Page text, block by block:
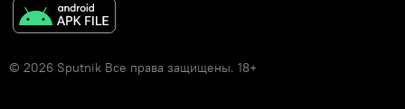
© 2026 Sputnik Все права защищены. 18+